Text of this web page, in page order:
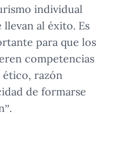
individual
llevan al éxito. Es
para que los
competencias
ético, razón
de formarse